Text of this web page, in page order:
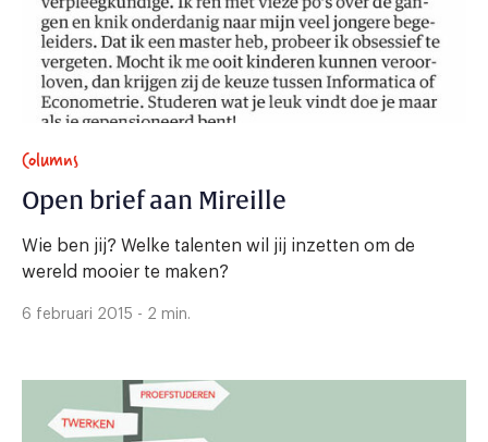
Columns
Open brief aan Mireille
Wie ben jij? Welke talenten wil jij inzetten om de
wereld mooier te maken?
6 februari 2015 - 2 min.